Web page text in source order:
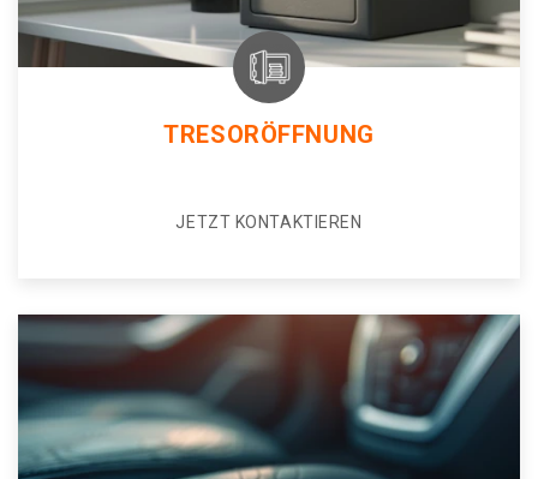
TRESORÖFFNUNG
JETZT KONTAKTIEREN